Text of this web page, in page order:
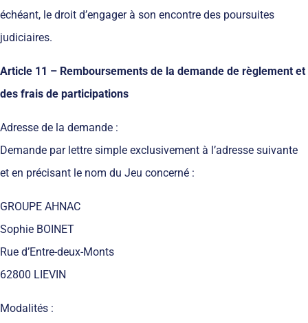
échéant, le droit d’engager à son encontre des poursuites
judiciaires.
Article 11 – Remboursements de la demande de règlement et
des frais de participations
Adresse de la demande :
Demande par lettre simple exclusivement à l’adresse suivante
et en précisant le nom du Jeu concerné :
GROUPE AHNAC
Sophie BOINET
Rue d’Entre-deux-Monts
62800 LIEVIN
Modalités :